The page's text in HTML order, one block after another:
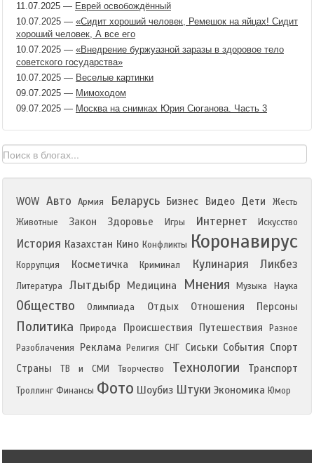
11.07.2025 — Еврей освобождённый
10.07.2025 — «Сидит хороший человек, Ремешок на яйцах! Сидит
хороший человек, А все его
10.07.2025 — «Внедрение буржуазной заразы в здоровое тело
советского государства»
10.07.2025 — Веселые картинки
09.07.2025 — Мимоходом
09.07.2025 — Москва на снимках Юрия Сюганова. Часть 3
WOW Авто Армия Беларусь Бизнес Видео Дети
Жесть
Животные
Закон Здоровье Игры Интернет Искусство
История Казахстан Кино Конфликты Коронавирус
Коррупция Косметичка Криминал Кулинария Ликбез
Литература Лытдыбр Медицина Мнения Музыка Наука
Общество Олимпиада Отдых Отношения Персоны
Политика Природа Происшествия Путешествия
Разное
Разоблачения
Реклама Религия СНГ Сиськи События Спорт
Страны
ТВ и СМИ Творчество Технологии Транспорт
Троллинг Финансы Фото Шоубиз Штуки Экономика Юмор